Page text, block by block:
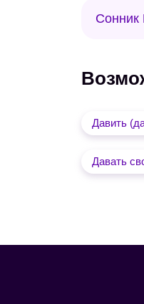
Давить
Давать